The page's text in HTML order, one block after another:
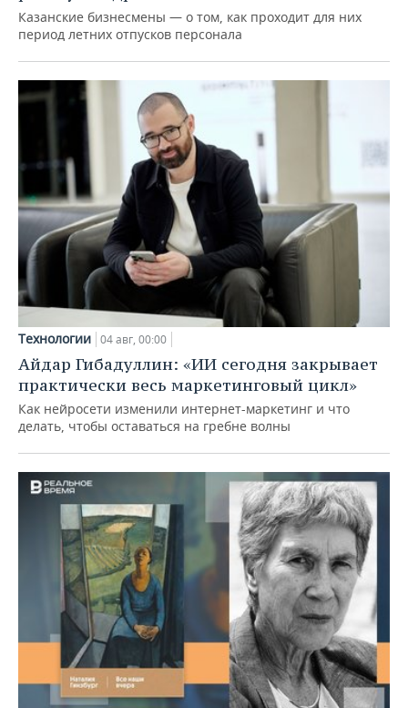
Казанские бизнесмены — о том, как проходит для них
период летних отпусков персонала
Технологии 04 авг, 00:00
Айдар Гибадуллин: «ИИ сегодня закрывает
практически весь маркетинговый цикл»
Как нейросети изменили интернет-маркетинг и что
делать, чтобы оставаться на гребне волны